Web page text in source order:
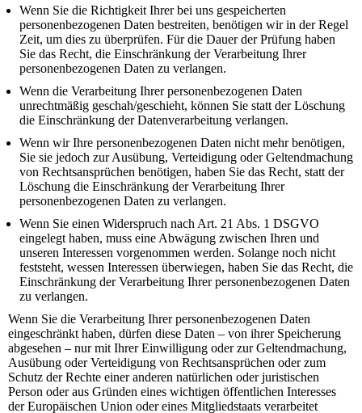
Wenn Sie die Richtigkeit Ihrer bei uns gespeicherten
personenbezogenen Daten bestreiten, benötigen wir in der Regel
Zeit, um dies zu überprüfen. Für die Dauer der Prüfung haben
Sie das Recht, die Einschränkung der Verarbeitung Ihrer
personenbezogenen Daten zu verlangen.
Wenn die Verarbeitung Ihrer personenbezogenen Daten
unrechtmäßig geschah/geschieht, können Sie statt der Löschung
die Einschränkung der Datenverarbeitung verlangen.
Wenn wir Ihre personenbezogenen Daten nicht mehr benötigen,
Sie sie jedoch zur Ausübung, Verteidigung oder Geltendmachung
von Rechtsansprüchen benötigen, haben Sie das Recht, statt der
Löschung die Einschränkung der Verarbeitung Ihrer
personenbezogenen Daten zu verlangen.
Wenn Sie einen Widerspruch nach Art. 21 Abs. 1 DSGVO
eingelegt haben, muss eine Abwägung zwischen Ihren und
unseren Interessen vorgenommen werden. Solange noch nicht
feststeht, wessen Interessen überwiegen, haben Sie das Recht, die
Einschränkung der Verarbeitung Ihrer personenbezogenen Daten
zu verlangen.
Wenn Sie die Verarbeitung Ihrer personenbezogenen Daten
eingeschränkt haben, dürfen diese Daten – von ihrer Speicherung
abgesehen – nur mit Ihrer Einwilligung oder zur Geltendmachung,
Ausübung oder Verteidigung von Rechtsansprüchen oder zum
Schutz der Rechte einer anderen natürlichen oder juristischen
Person oder aus Gründen eines wichtigen öffentlichen Interesses
der Europäischen Union oder eines Mitgliedstaats verarbeitet